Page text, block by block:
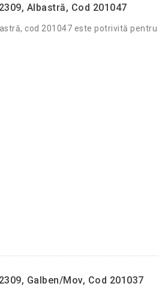
Albastră, Cod 201047
cod 201047 este potrivită
Galben/mov, Cod 201037